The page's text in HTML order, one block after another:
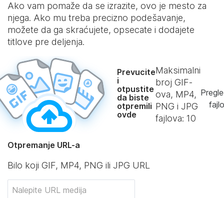
Ako vam pomaže da se izrazite, ovo je mesto za
njega. Ako mu treba precizno podešavanje,
možete da ga skraćujete, opsecate i dodajete
titlove pre deljenja.
Prevucite
i
otpustite
da biste
otpremili
ovde
Maksimalni
broj GIF-
ova, MP4,
PNG i JPG
fajlova: 10
Otpremanje URL-a
Bilo koji GIF, MP4, PNG ili JPG URL